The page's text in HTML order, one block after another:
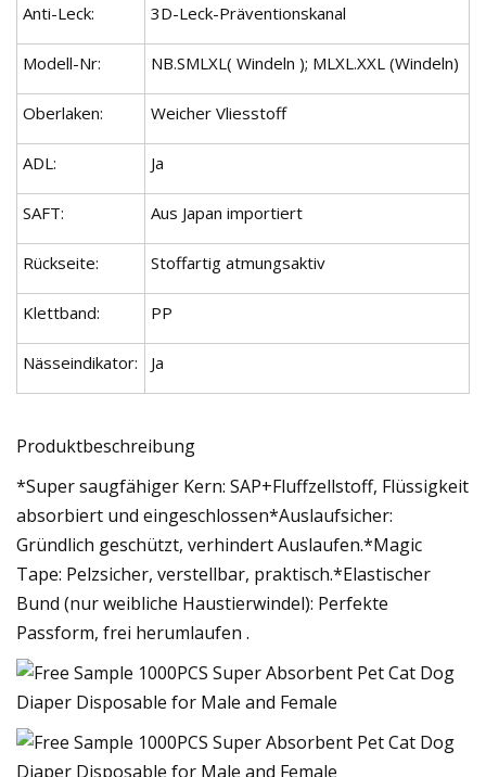
Anti-Leck: 3D-Leck-Präventionskanal
Modell-Nr: NB.SMLXL( Windeln ); MLXL.XXL (Windeln)
Oberlaken: Weicher Vliesstoff
ADL: Ja
SAFT: Aus Japan importiert
Rückseite: Stoffartig atmungsaktiv
Klettband: PP
Nässeindikator: Ja
Produktbeschreibung
*Super saugfähiger Kern: SAP+Fluffzellstoff, Flüssigkeit
absorbiert und eingeschlossen*Auslaufsicher:
Gründlich geschützt, verhindert Auslaufen.*Magic
Tape: Pelzsicher, verstellbar, praktisch.*Elastischer
Bund (nur weibliche Haustierwindel): Perfekte
Passform, frei herumlaufen .